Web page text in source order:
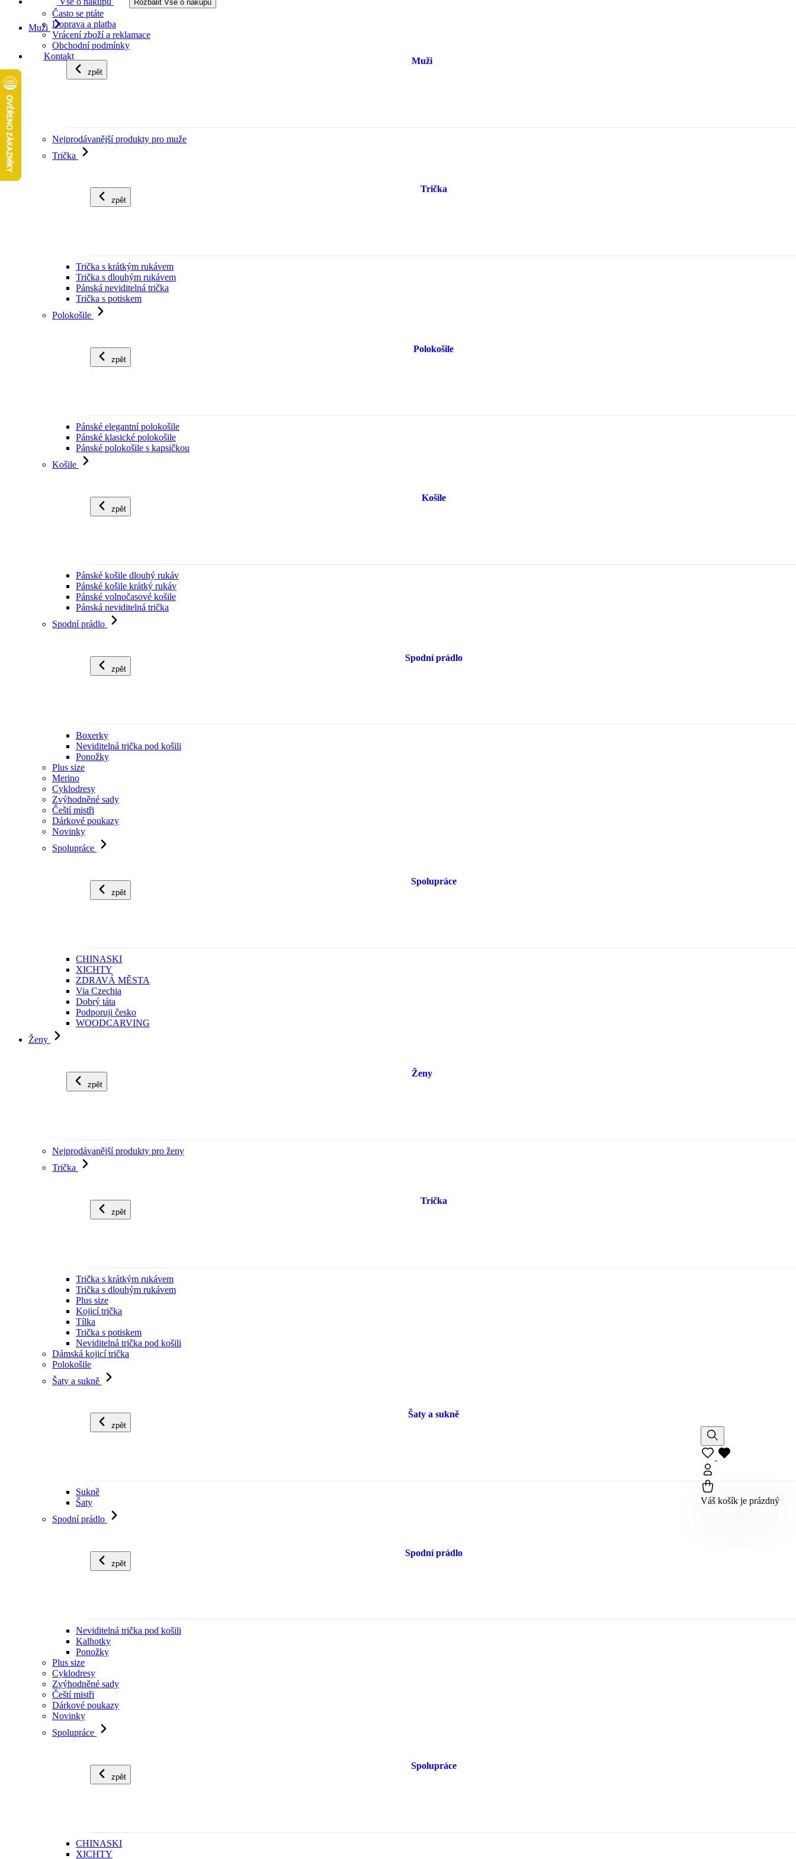
Rozbalit Vše o nákupu
Často se ptáte
Doprava a platba
Vrácení zboží a reklamace
Obchodní podmínky
Kontakt
Muži
zpět
Muži
Nejprodávanější produkty pro muže
Trička
zpět
Trička
Trička s krátkým rukávem
Trička s dlouhým rukávem
Pánská neviditelná trička
Trička s potiskem
Polokošile
zpět
Polokošile
Pánské elegantní polokošile
Pánské klasické polokošile
Pánské polokošile s kapsičkou
Košile
zpět
Košile
Pánské košile dlouhý rukáv
Pánské košile krátký rukáv
Pánské volnočasové košile
Pánská neviditelná trička
Spodní prádlo
zpět
Spodní prádlo
Boxerky
Neviditelná trička pod košili
Ponožky
Plus size
Merino
Cyklodresy
Zvýhodněné sady
Čeští mistři
Dárkové poukazy
Novinky
Spolupráce
zpět
Spolupráce
CHINASKI
XICHTY
ZDRAVÁ MĚSTA
Via Czechia
Dobrý táta
Podporuji česko
WOODCARVING
Ženy
zpět
Ženy
Nejprodávanější produkty pro ženy
Trička
zpět
Trička
Trička s krátkým rukávem
Trička s dlouhým rukávem
Plus size
Kojicí trička
Tílka
Trička s potiskem
Neviditelná trička pod košili
Dámská kojicí trička
Polokošile
Šaty a sukně
zpět
Šaty a sukně
Sukně
Šaty
Spodní prádlo
zpět
Spodní prádlo
Neviditelná trička pod košili
Kalhotky
Ponožky
Plus size
Cyklodresy
Zvýhodněné sady
Čeští mistři
Dárkové poukazy
Novinky
Spolupráce
zpět
Spolupráce
CHINASKI
XICHTY
Váš košík je prázdný